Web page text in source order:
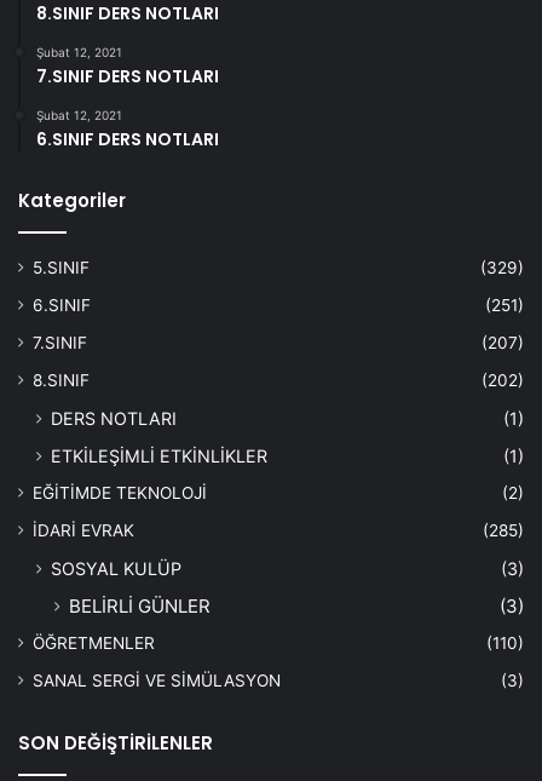
8.SINIF DERS NOTLARI
Şubat 12, 2021
7.SINIF DERS NOTLARI
Şubat 12, 2021
6.SINIF DERS NOTLARI
Kategoriler
5.SINIF
(329)
6.SINIF
(251)
7.SINIF
(207)
8.SINIF
(202)
DERS NOTLARI
(1)
ETKİLEŞİMLİ ETKİNLİKLER
(1)
EĞİTİMDE TEKNOLOJİ
(2)
İDARİ EVRAK
(285)
SOSYAL KULÜP (3)
BELİRLİ GÜNLER (3)
ÖĞRETMENLER
(110)
SANAL SERGİ VE SİMÜLASYON
(3)
SON DEĞİŞTİRİLENLER